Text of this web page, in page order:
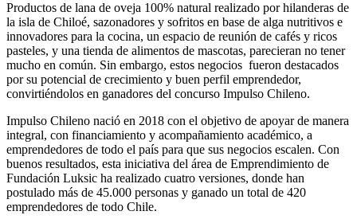
Productos de lana de oveja 100% natural realizado por hilanderas de
la isla de Chiloé, sazonadores y sofritos en base de alga nutritivos e
innovadores para la cocina, un espacio de reunión de cafés y ricos
pasteles, y una tienda de alimentos de mascotas, parecieran no tener
mucho en común. Sin embargo, estos negocios fueron destacados
por su potencial de crecimiento y buen perfil emprendedor,
convirtiéndolos en ganadores del concurso Impulso Chileno.
Impulso Chileno nació en 2018 con el objetivo de apoyar de manera
integral, con financiamiento y acompañamiento académico, a
emprendedores de todo el país para que sus negocios escalen. Con
buenos resultados, esta iniciativa del área de Emprendimiento de
Fundación Luksic ha realizado cuatro versiones, donde han
postulado más de 45.000 personas y ganado un total de 420
emprendedores de todo Chile.